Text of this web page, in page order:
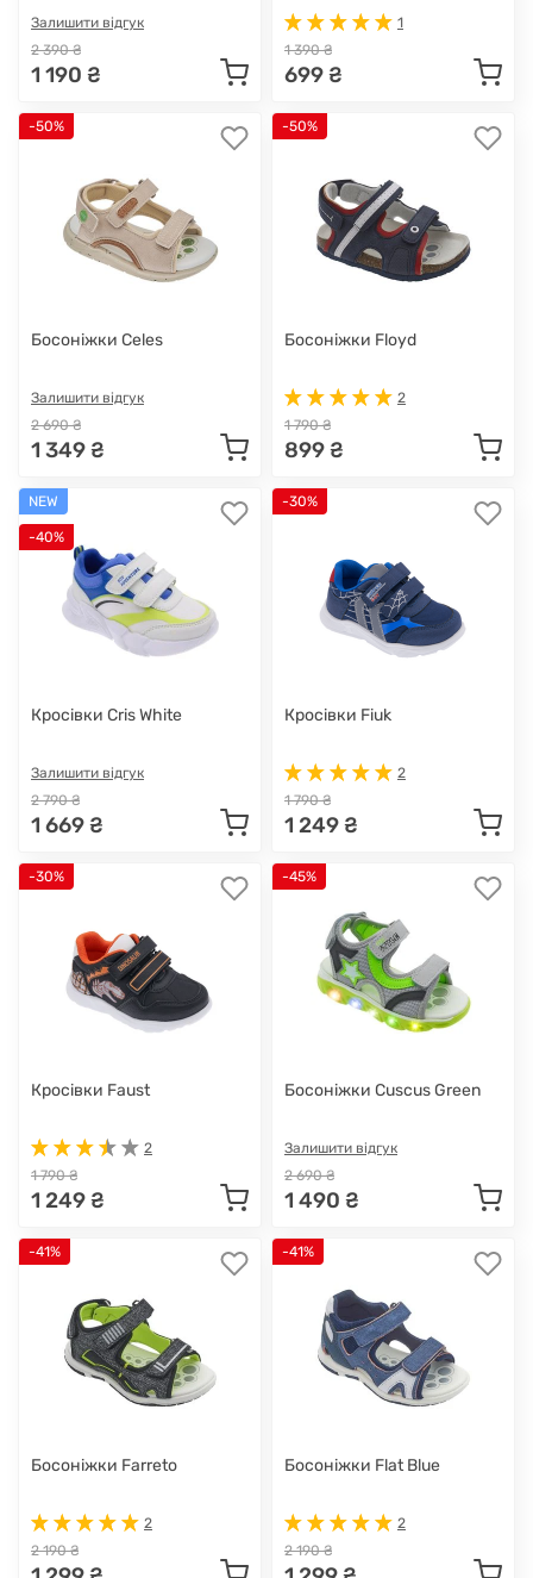
Залишити відгук
2 390 ₴
1 190 ₴
1
1 390 ₴
699 ₴
-50%
Босоніжки Celes
Залишити відгук
2 690 ₴
1 349 ₴
-50%
Босоніжки Floyd
2
1 790 ₴
899 ₴
NEW
-40%
Кросівки Cris White
Залишити відгук
2 790 ₴
1 669 ₴
-30%
Кросівки Fiuk
2
1 790 ₴
1 249 ₴
-30%
Кросівки Faust
2
1 790 ₴
1 249 ₴
-45%
Босоніжки Cuscus Green
Залишити відгук
2 690 ₴
1 490 ₴
-41%
Босоніжки Farreto
2
2 190 ₴
-41%
Босоніжки Flat Blue
2
2 190 ₴